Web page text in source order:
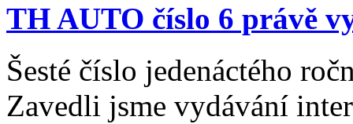
TH AUTO číslo 6 právě
Šesté číslo jedenáctého
Zavedli jsme vydávání